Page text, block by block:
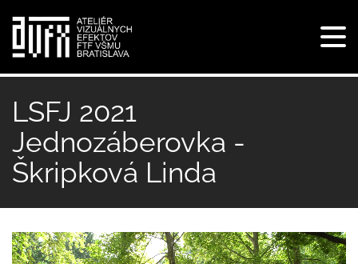
hlavný
obsah
LSFJ 2021
Jednozáberovka -
Škripková Linda